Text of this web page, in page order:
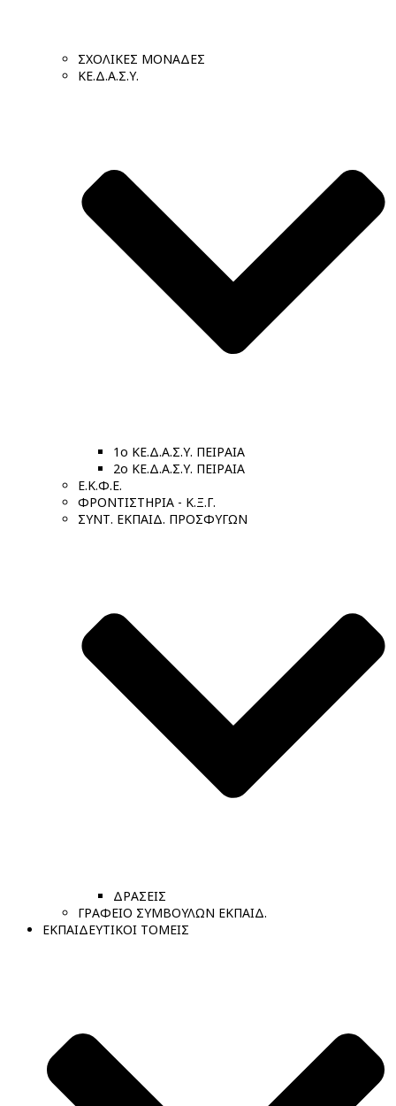
ΣΧΟΛΙΚΕΣ ΜΟΝΑΔΕΣ
ΚΕ.Δ.Α.Σ.Υ.
1ο ΚΕ.Δ.Α.Σ.Υ. ΠΕΙΡΑΙΑ
2ο ΚΕ.Δ.Α.Σ.Υ. ΠΕΙΡΑΙΑ
Ε.Κ.Φ.Ε.
ΦΡΟΝΤΙΣΤΗΡΙΑ - Κ.Ξ.Γ.
ΣΥΝΤ. ΕΚΠΑΙΔ. ΠΡΟΣΦΥΓΩΝ
ΔΡΑΣΕΙΣ
ΓΡΑΦΕΙΟ ΣΥΜΒΟΥΛΩΝ ΕΚΠΑΙΔ.
ΕΚΠΑΙΔΕΥΤΙΚΟΙ ΤΟΜΕΙΣ